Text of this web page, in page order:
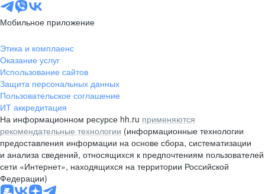
Мобильное приложение
Этика и комплаенс
Оказание услуг
Использование сайтов
Защита персональных данных
Пользовательское соглашение
ИТ аккредитация
На информационном ресурсе hh.ru применяются
рекомендательные технологии (информационные технологии
предоставления информации на основе сбора, систематизации
и анализа сведений, относящихся к предпочтениям пользователей
сети «Интернет», находящихся на территории Российской
Федерации)